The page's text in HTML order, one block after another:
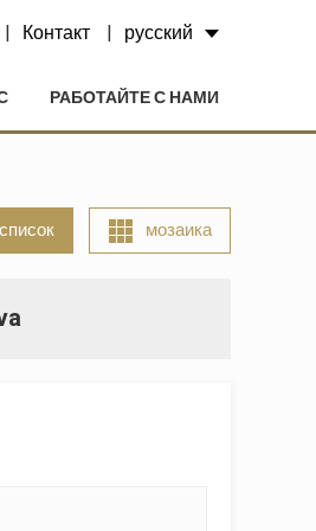
Контакт русский
РАБОТАЙТЕ С НАМИ
список мозаика